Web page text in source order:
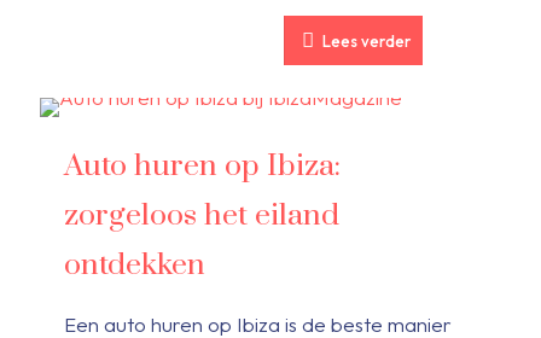
Lees verder
Auto huren op Ibiza:
zorgeloos het eiland
ontdekken
Een auto huren op Ibiza is de beste manier